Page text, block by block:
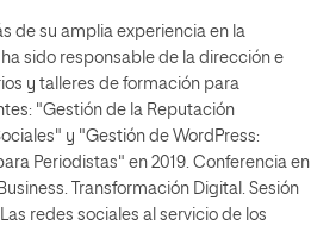
de su amplia experiencia en la
sido responsable de la dirección e
y talleres de formación para
"Gestión de la Reputación
y "Gestión de WordPress:
Periodistas" en 2019. Conferencia en
Transformación Digital. Sesión
redes sociales al servicio de los